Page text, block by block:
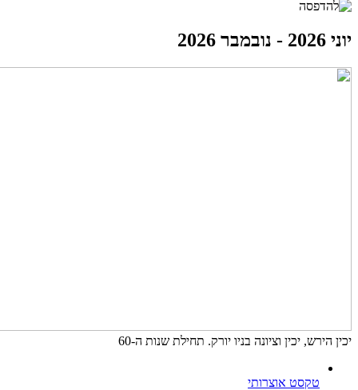
יוני 2026 - נובמבר 2026
יכין הירש, יכין וציונה בניו יורק. תחילת שנות ה-60
טקסט אוצרותי